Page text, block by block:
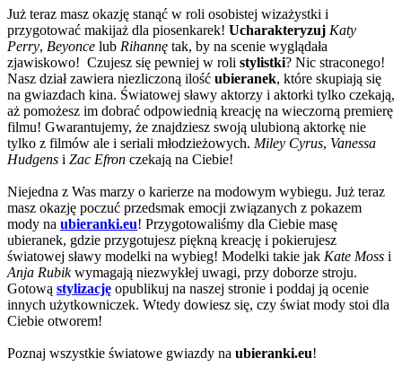
Już teraz masz okazję stanąć w roli osobistej wizażystki i
przygotować makijaż dla piosenkarek! Ucharakteryzuj Katy
Perry, Beyonce lub Rihannę tak, by na scenie wyglądała
zjawiskowo! Czujesz się pewniej w roli stylistki? Nic straconego!
Nasz dział zawiera niezliczoną ilość ubieranek, które skupiają się
na gwiazdach kina. Światowej sławy aktorzy i aktorki tylko czekają,
aż pomożesz im dobrać odpowiednią kreację na wieczorną premierę
filmu! Gwarantujemy, że znajdziesz swoją ulubioną aktorkę nie
tylko z filmów ale i seriali młodzieżowych. Miley Cyrus, Vanessa
Hudgens i Zac Efron czekają na Ciebie!
Niejedna z Was marzy o karierze na modowym wybiegu. Już teraz
masz okazję poczuć przedsmak emocji związanych z pokazem
mody na ubieranki.eu! Przygotowaliśmy dla Ciebie masę
ubieranek, gdzie przygotujesz piękną kreację i pokierujesz
światowej sławy modelki na wybieg! Modelki takie jak Kate Moss i
Anja Rubikwymagają niezwykłej uwagi, przy doborze stroju.
Gotową stylizację opublikuj na naszej stronie i poddaj ją ocenie
innych użytkowniczek. Wtedy dowiesz się, czy świat mody stoi dla
Ciebie otworem!
Poznaj wszystkie światowe gwiazdy na ubieranki.eu!